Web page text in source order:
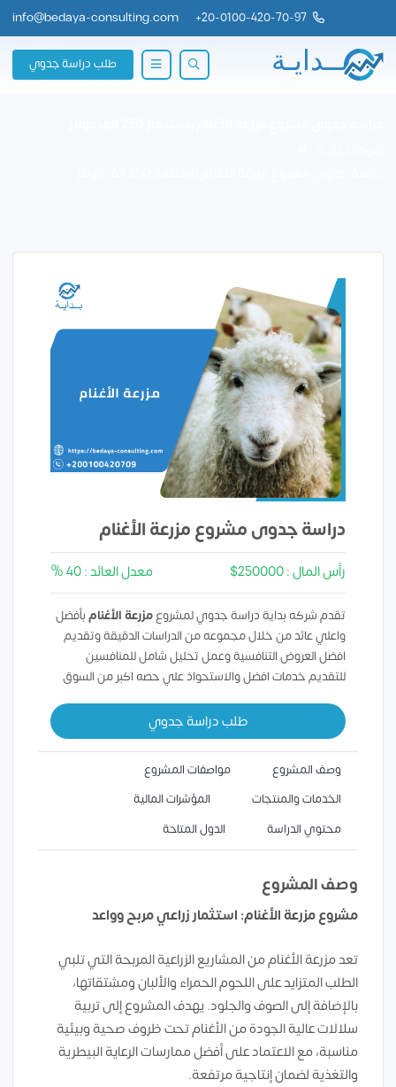
20-0100-420-70-97
+
info@bedaya-consulting.com
طلب دراسة جدوي
دراسة جدوى مشروع مزرعة الأغنام
رأس المال : 250000$ معدل العائد : 40 %
تقدم شركه بداية دراسة جدوي لمشروعمزرعة الأغنامبأفضل
واعلي عائد من خلال مجموعه من الدراسات الدقيقة وتقديم
افضل العروض التنافسية وعمل تحليل شامل للمنافسين
للتقديم خدمات افضل والاستحواذ علي حصه اكبر من السوق
طلب دراسة جدوي
وصف المشروع
مواصفات المشروع
الخدمات والمنتجات
المؤشرات المالية
محتوي الدراسة
الدول المتاحة
وصف المشروع
مشروع مزرعة الأغنام: استثمار زراعي مربح وواعد
تعد مزرعة الأغنام من المشاريع الزراعية المربحة التي تلبي
الطلب المتزايد على اللحوم الحمراء والألبان ومشتقاتها،
بالإضافة إلى الصوف والجلود. يهدف المشروع إلى تربية
سلالات عالية الجودة من الأغنام تحت ظروف صحية وبيئية
مناسبة، مع الاعتماد على أفضل ممارسات الرعاية البيطرية
والتغذية لضمان إنتاجية مرتفعة.